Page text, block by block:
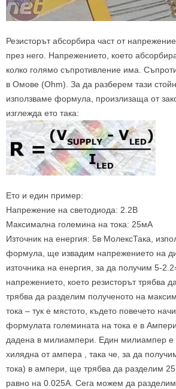
Резисторът абсорбира част от
през него. Напрежението, което
колко голямо съпротивление има.
в Омове (Ohm). За да разберем тази
използваме формула, произлизаща от
изглежда ето така:
Ето и един пример:
Напрежение на светодиода: 2.2В
Максимална големина на тока: 25мА
Източник на енергия: 5в МолексТака,
формула, ще извадим напрежението на
източника на енергия, за да получим 5-
напрежението, което резисторът трябва
трябва да разделим полученото на
тока – тук е мястото, където повечето
формулата големината на тока е в
дадена в милиампери. Един милиампер е
хилядна от ампера , така че, за да
тока) в ампери, ще трябва да разделим
равно на 0.025А. Сега можем да